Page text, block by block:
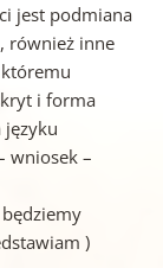
jest podmiana
również inne
i forma
języku
wniosek –
)